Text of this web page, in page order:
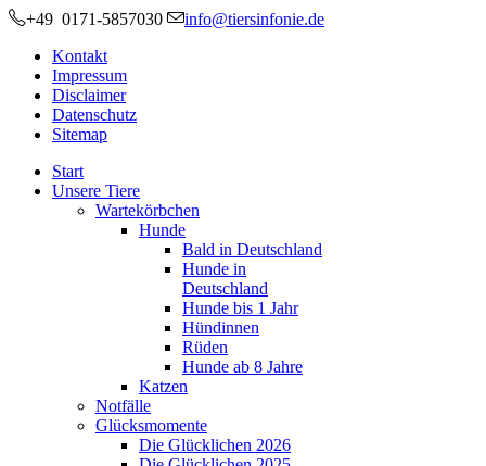
+49 0171-5857030 info@tiersinfonie.de
Kontakt
Impressum
Disclaimer
Datenschutz
Sitemap
Start
Unsere Tiere
Wartekörbchen
Hunde
Bald in Deutschland
Hunde in
Deutschland
Hunde bis 1 Jahr
Hündinnen
Rüden
Hunde ab 8 Jahre
Katzen
Notfälle
Glücksmomente
Die Glücklichen 2026